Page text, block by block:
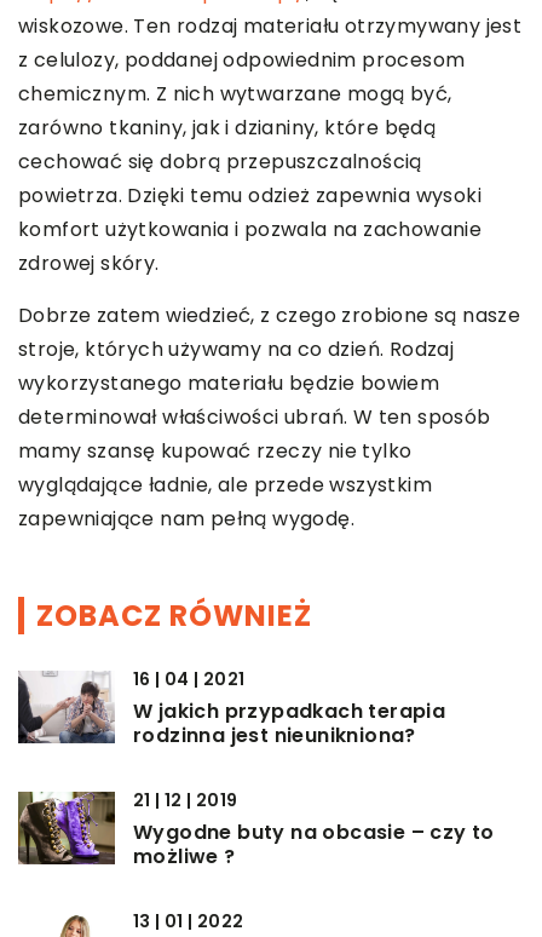
wiskozowe. Ten rodzaj materiału otrzymywany jest
z celulozy, poddanej odpowiednim procesom
chemicznym. Z nich wytwarzane mogą być,
zarówno tkaniny, jak i dzianiny, które będą
cechować się dobrą przepuszczalnością
powietrza. Dzięki temu odzież zapewnia wysoki
komfort użytkowania i pozwala na zachowanie
zdrowej skóry.
Dobrze zatem wiedzieć, z czego zrobione są nasze
stroje, których używamy na co dzień. Rodzaj
wykorzystanego materiału będzie bowiem
determinował właściwości ubrań. W ten sposób
mamy szansę kupować rzeczy nie tylko
wyglądające ładnie, ale przede wszystkim
zapewniające nam pełną wygodę.
ZOBACZ RÓWNIEŻ
16 | 04 | 2021
W jakich przypadkach terapia
rodzinna jest nieunikniona?
21 | 12 | 2019
Wygodne buty na obcasie – czy to
możliwe ?
13 | 01 | 2022